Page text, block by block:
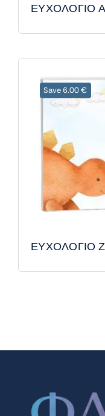
ΕΥΧΟΛΟΓΙΟ
Save 6.00 €
ΕΥΧΟΛΟΓΙΟ